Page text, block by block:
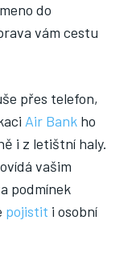
do
vám cestu
přes telefon,
Air Bank ho
i z letištní haly.
vašim
podmínek
pojistit i osobní